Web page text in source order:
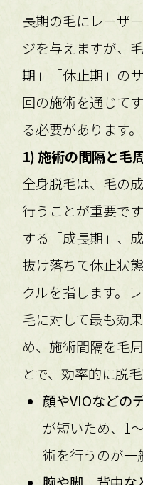
長期の毛にレーザ
ジを与えますが、
期」「休止期」の
回の施術を通じて
る必要があります。
1) 施術の間隔と毛
全身脱毛は、毛の
行うことが重要で
する「成長期」、
抜け落ちて休止状
クルを指します。
毛に対して最も効
め、施術間隔を毛
とで、効率的に脱
顔やVIOなどの
が短いため、1
術を行うのが一